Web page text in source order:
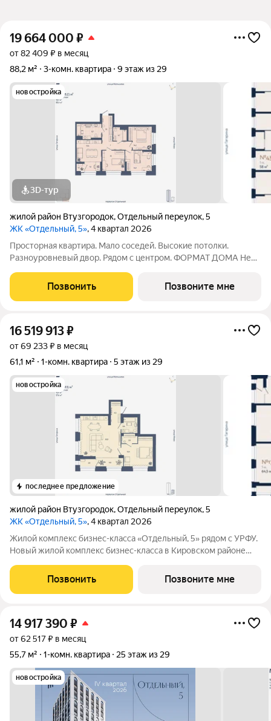
19 664 000 ₽
от 82 409 ₽ в месяц
88,2 м²
3-комн. квартира 9 этаж из 29
новостройка
3D-тур
жилой район Втузгородок,Отдельный переулок,5
ЖК «Отдельный, 5», 4 квартал 2026
Просторная квартира. Мало соседей. Высокие потолки.
Разноуровневый двор. Рядом с центром. ФОРМАТ ДОМА Не
квартиры Принципиальное отсутствие студий Лобби с
рецепцией безопасность и удобство
Позвонить Позвоните мне
16 519 913₽
от 69 233 ₽ в месяц
61,1 м²
1-комн. квартира 5 этаж из 29
новостройка
последнее предложение
жилой район Втузгородок,Отдельный переулок,5
ЖК «Отдельный, 5», 4 квартал 2026
Жилой комплекс бизнес-класса «Отдельный, 5» рядом с УРФУ.
Новый жилой комплекс бизнес-класса в Кировском районе
квартале между улицами Малышева, Мира и Гагарина.
Архитектурный ансамбль состоит из
Позвонить Позвоните мне
14 917 390 ₽
от 62 517 ₽ в месяц
55,7 м²
1-комн. квартира 25 этаж из 29
новостройка